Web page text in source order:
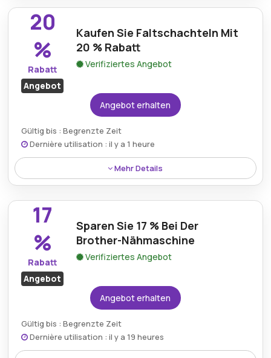
Papiertüten, wodurch diese für Verpackungs- und
Bastelzwecke preisgünstiger werden.
20
%
Rabatt
Angebot
Kaufen Sie Faltschachteln Mit
20 % Rabatt
Verifiziertes Angebot
Angebot erhalten
Gültig bis : Begrenzte Zeit
Dernière utilisation : il y a 1 heure
Mehr Details
Kaufen Sie eine Premium-Faltschachtel mit 20 %
Rabatt, die Haltbarkeit und Funktionalität zum
Organisieren oder Verschenken bietet.
17
%
Rabatt
Angebot
Sparen Sie 17 % Bei Der
Brother-Nähmaschine
Verifiziertes Angebot
Angebot erhalten
Gültig bis : Begrenzte Zeit
Dernière utilisation : il y a 19 heures